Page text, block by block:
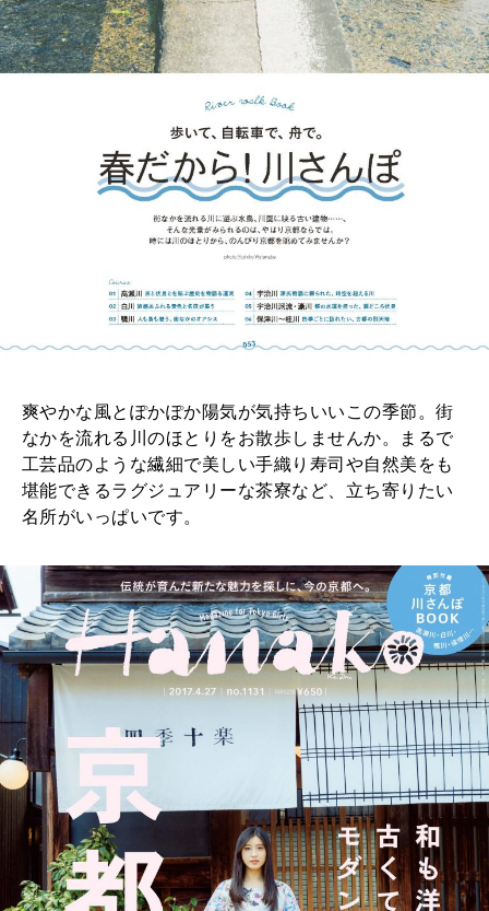
爽やかな風とぽかぽか陽気が気持ちいいこの季節。街
なかを流れる川のほとりをお散歩しませんか。まるで
工芸品のような繊細で美しい手織り寿司や自然美をも
堪能できるラグジュアリーな茶寮など、立ち寄りたい
名所がいっぱいです。